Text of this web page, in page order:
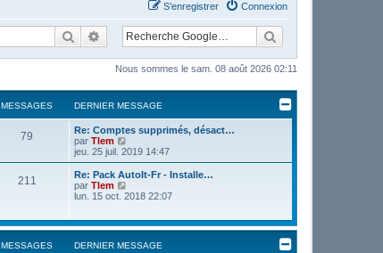
Connexion
S’enregistrer
RechercherRecherche avancée
Nous sommes le sam. 08 août 2026 02:11
MESSAGES DERNIER MESSAGE
79
Re: Comptes supprimés, désact…
par Tlem
o
i
r
e
r
i
jeu. 25 juil. 2019 14:47
211
Re: Pack AutoIt-Fr - Installe…
par Tlem
o
l
d
lun. 15 oct. 2018 22:07
MESSAGES DERNIER MESSAGE